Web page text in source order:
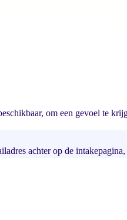
om een gevoel te
achter op de